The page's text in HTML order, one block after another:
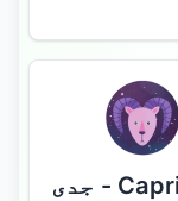
- جدی